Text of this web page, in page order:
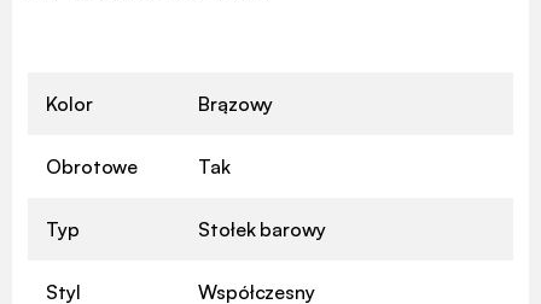
Kolor Brązowy
Obrotowe Tak
Typ Stołek barowy
Styl Współczesny